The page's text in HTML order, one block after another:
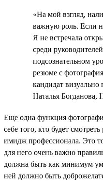
«На мой взгляд,
важную роль. Если
Я не встречала
среди
подсознательном
резюме с
кандидат
Наталья Богданова,
Еще одна функция
себе того, кто будет
имидж профессионала. Это
для него очень важно
должна быть как минимум
ней должно быть